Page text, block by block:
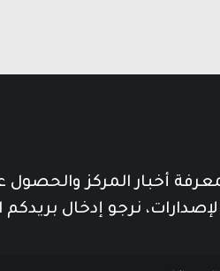
أخبار المركز
نرجو إدخال بريدكم